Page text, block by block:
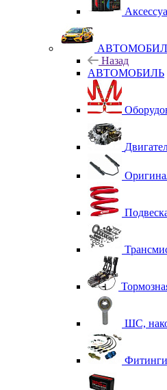
Назад
АВТОМОБИЛЬ
ШС,